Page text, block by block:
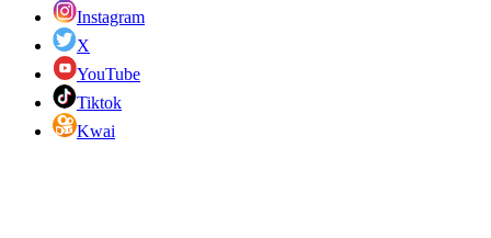
Instagram
X
YouTube
Tiktok
Kwai